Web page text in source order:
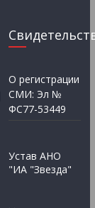
О регистрации
СМИ: Эл №
ФС77-53449
Устав АНО
"ИА "Звезда"